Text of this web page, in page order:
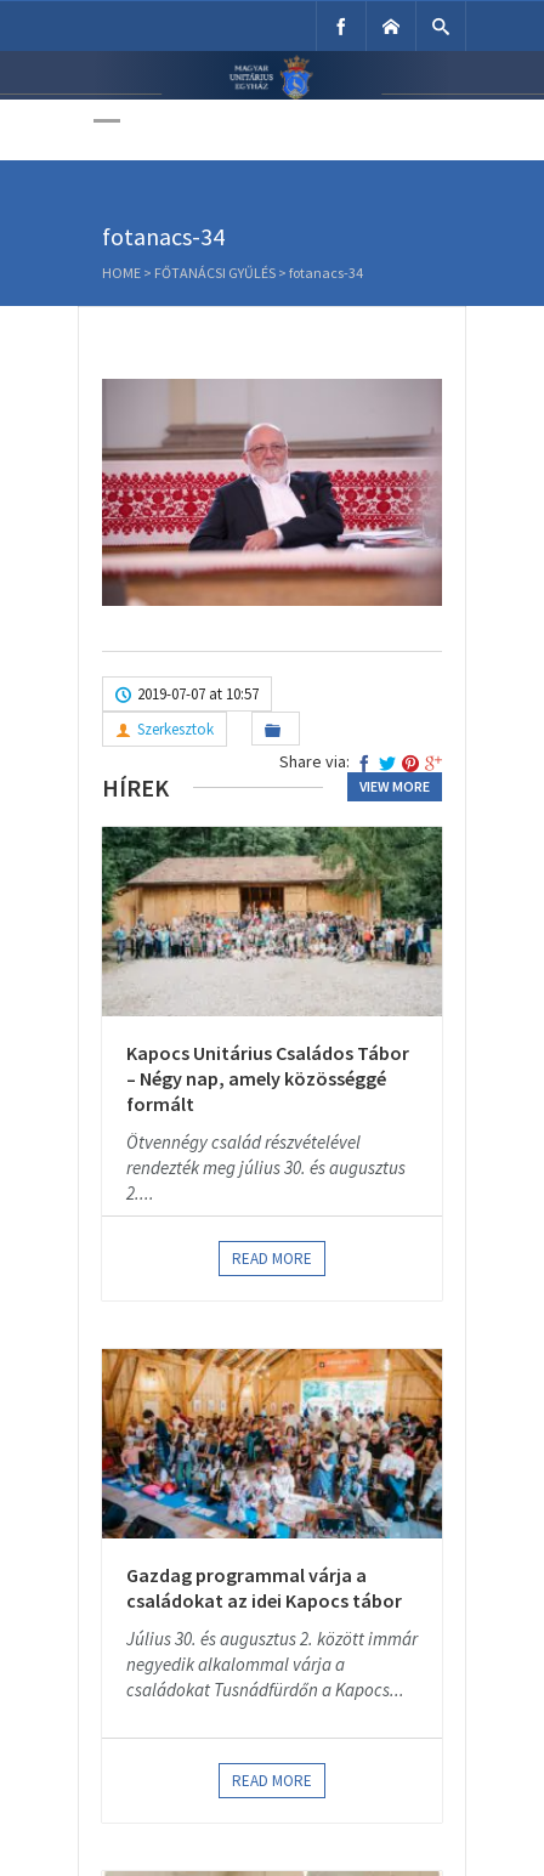
Unitárius Egyház
fotanacs-34
HOME > FŐTANÁCSI GYŰLÉS > fotanacs-34
2019-07-07 at 10:57
Szerkesztok
Share via:
HÍREK VIEW MORE
Kapocs Unitárius Családos Tábor
– Négy nap, amely közösséggé
formált
Ötvennégy család részvételével
rendezték meg július 30. és augusztus
2....
READ MORE
Gazdag programmal várja a
családokat az idei Kapocs tábor
Július 30. és augusztus 2. között immár
negyedik alkalommal várja a
családokat Tusnádfürdőn a Kapocs...
READ MORE